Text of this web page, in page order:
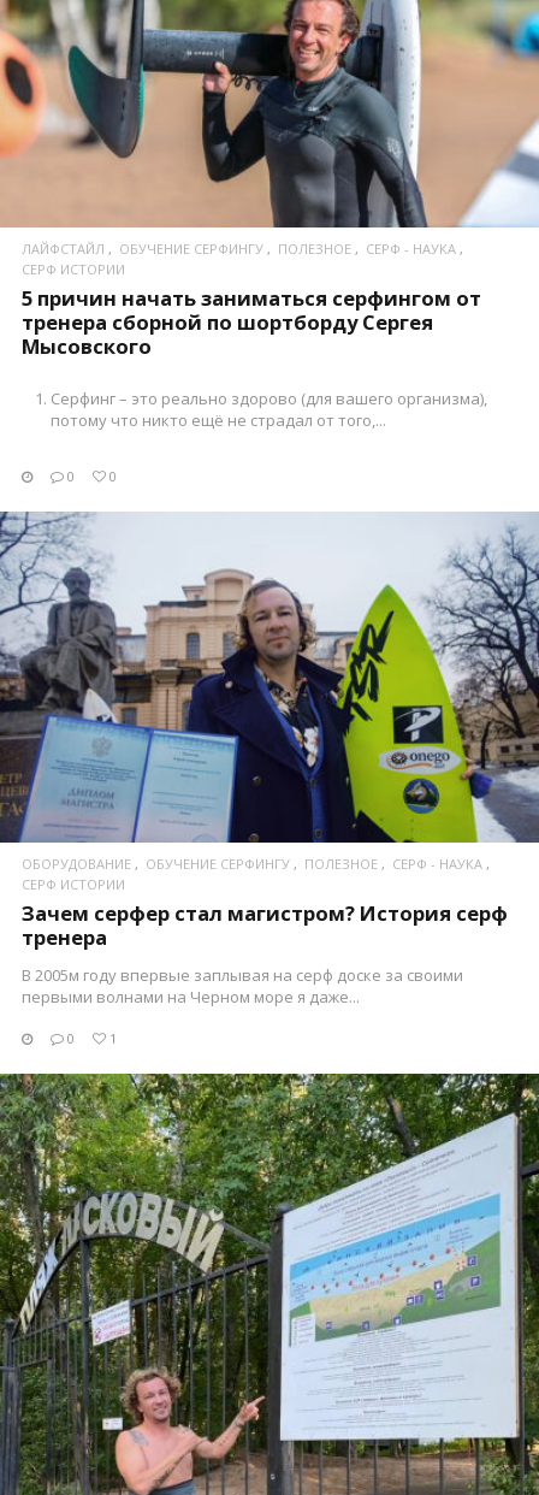
ПОСМОТРЕТЬ
ЛАЙФСТАЙЛ ОБУЧЕНИЕ СЕРФИНГУ ПОЛЕЗНОЕ
СЕРФ - НАУКА
СЕРФ ИСТОРИИ
5 причин начать заниматься серфингом от
тренера сборной по шортборду Сергея
Мысовского
Серфинг – это реально здорово (для вашего организма),
потому что никто ещё не страдал от того,...
0 0
ПОСМОТРЕТЬ
ОБОРУДОВАНИЕ ОБУЧЕНИЕ СЕРФИНГУ ПОЛЕЗНОЕ
СЕРФ - НАУКА
СЕРФ ИСТОРИИ
Зачем серфер стал магистром? История серф
тренера
В 2005м году впервые заплывая на серф доске за своими
первыми волнами на Черном море я даже...
0 1
ПОСМОТРЕТЬ